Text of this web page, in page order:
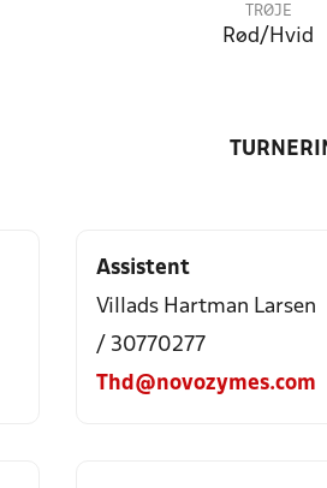
TRØJE
Rød/Hvid
Assistent
Villads Hartman Larsen
/ 30770277
Thd@novozymes.com